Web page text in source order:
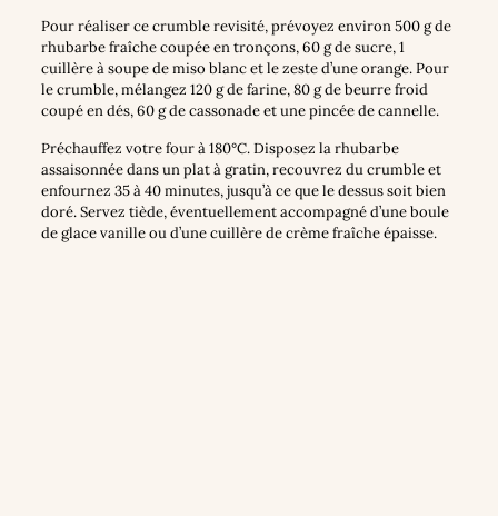
Pour réaliser ce crumble revisité, prévoyez environ 500 g de
rhubarbe fraîche coupée en tronçons, 60 g de sucre, 1
cuillère à soupe de miso blanc et le zeste d’une orange. Pour
le crumble, mélangez 120 g de farine, 80 g de beurre froid
coupé en dés, 60 g de cassonade et une pincée de cannelle.
Préchauffez votre four à 180°C. Disposez la rhubarbe
assaisonnée dans un plat à gratin, recouvrez du crumble et
enfournez 35 à 40 minutes, jusqu’à ce que le dessus soit bien
doré. Servez tiède, éventuellement accompagné d’une boule
de glace vanille ou d’une cuillère de crème fraîche épaisse.